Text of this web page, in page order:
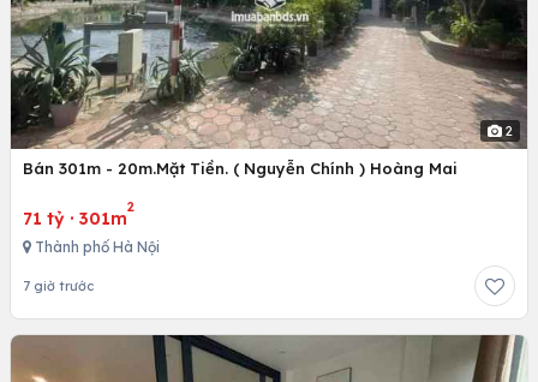
2
Bán 301m - 20m.Mặt Tiền. ( Nguyễn Chính ) Hoàng Mai
71 tỷ · 301m
2
Thành phố Hà Nội
7 giờ trước